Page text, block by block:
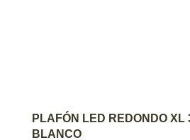
AGREGAR AL
PLAFÓN LED REDONDO XL
BLANCO